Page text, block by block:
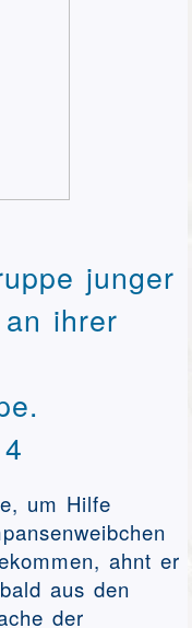
junger
ihrer
um Hilfe
ahnt er
aus den
der